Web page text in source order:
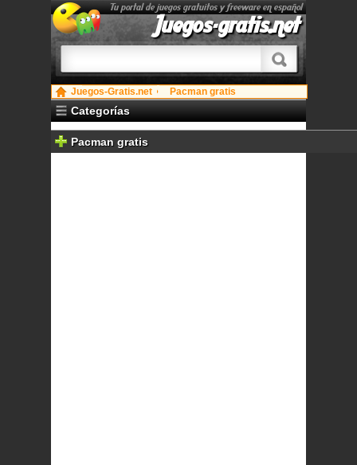
Tu portal de juegos gratuitos y freeware en español
Juegos-gratis.net
Juegos-Gratis.net Pacman gratis
Categorías
Pacman gratis